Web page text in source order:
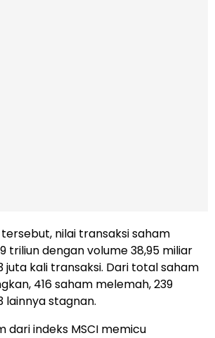
nilai transaksi saham
triliun dengan volume 38,95 miliar
juta kali transaksi. Dari total saham
416 saham melemah, 239
lainnya stagnan.
dari indeks MSCI memicu